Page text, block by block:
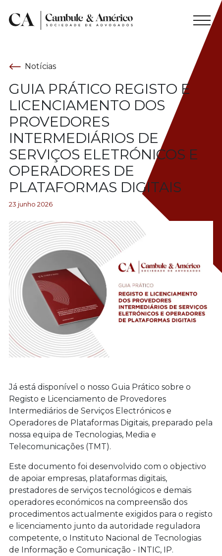
Notícias
GUIA PRÁTICO REGISTO E
LICENCIAMENTO DOS
PROVEDORES
INTERMEDIÁRIOS DE
SERVIÇOS ELETRÓNICOS E
OPERADORES DE
PLATAFORMAS DIGITAIS
23 junho 2026
Já está disponível o nosso Guia Prático sobre o
Registo e Licenciamento de Provedores
Intermediários de Serviços Electrónicos e
Operadores de Plataformas Digitais, preparado pela
nossa equipa de Tecnologias, Media e
Telecomunicações (TMT).
Este documento foi desenvolvido com o objectivo
de apoiar empresas, plataformas digitais,
prestadores de serviços tecnológicos e demais
operadores económicos na compreensão dos
procedimentos actualmente exigidos para o registo
e licenciamento junto da autoridade reguladora
competente, o Instituto Nacional de Tecnologias
de Informação e Comunicação - INTIC, IP.